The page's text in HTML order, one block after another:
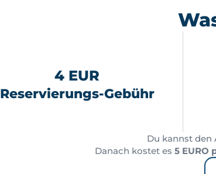
4 EUR
Reservierungs-Gebühr
Du kannst den
Danach kostet es 5 EURO